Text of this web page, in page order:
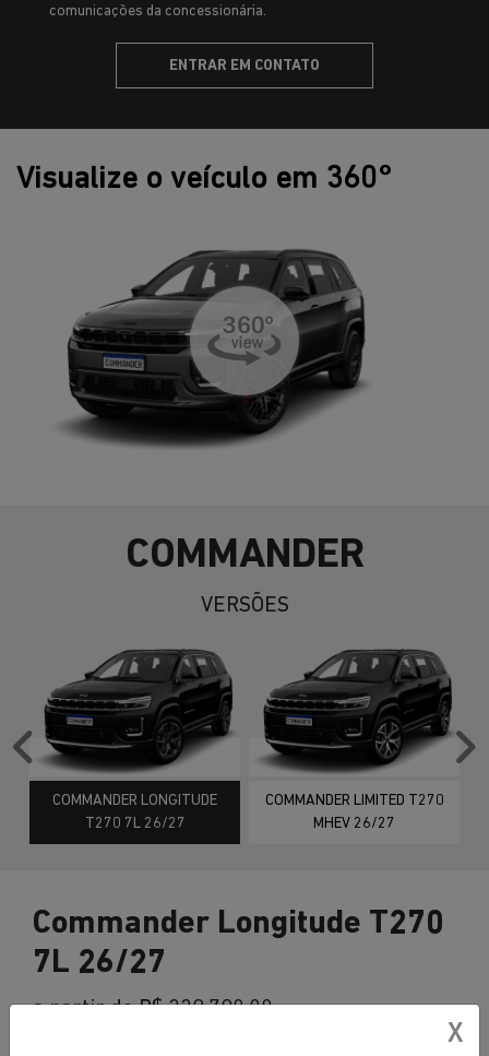
comunicações da concessionária.
ENTRAR EM CONTATO
Visualize o veículo em 360°
COMMANDER
VERSÕES
COMMANDER LONGITUDE
T270 7L 26/27
COMMANDER LIMITED T270
MHEV 26/27
Anterior
Commander Longitude T270
7L 26/27
a partir de R$ 228.790,00
X